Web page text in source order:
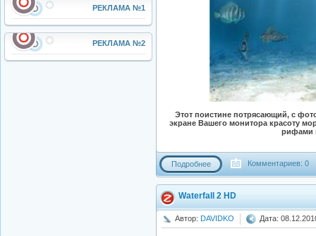
РЕКЛАМА №1
РЕКЛАМА №2
Этот поистине потрясающий, с
экране Вашего монитора красоту
рифами
Подробнее Комментариев: 0
Waterfall 2 HD
Автор: DAVIDKO Дата: